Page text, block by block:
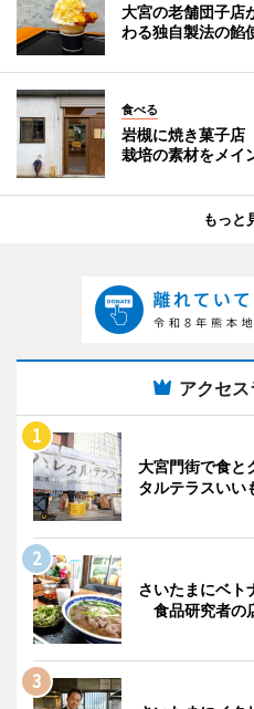
大宮の老舗団子
わる独自製法の餡
食べる
岩槻に焼き菓子
栽培の素材をメイ
もっと
アクセ
大宮門街で食と
タルテラスいい
さいたまにベト
食品研究者の